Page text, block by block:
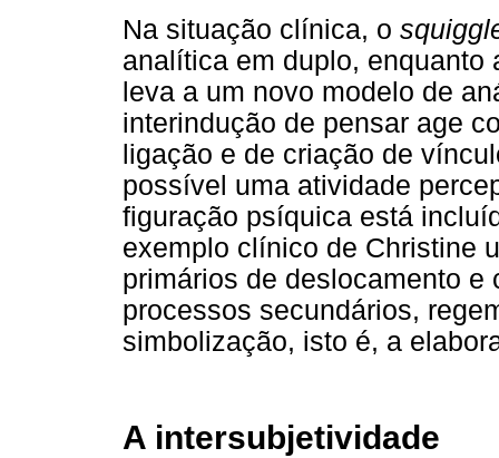
Na situação clínica, o
analítica em duplo, enquanto
leva a um novo modelo de
interindução de pensar age
ligação e de criação de
possível uma atividade
figuração psíquica está
exemplo clínico de Christine
primários de deslocamento
processos secundários,
simbolização, isto é, a
A intersubjetividade